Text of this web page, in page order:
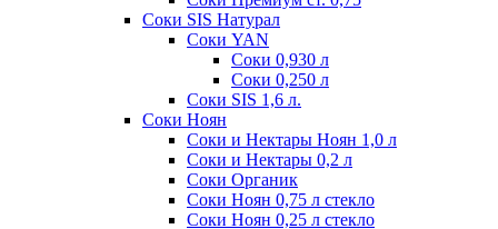
Соки SIS Натурал
Соки YAN
Соки 0,930 л
Соки 0,250 л
Соки SIS 1,6 л.
Соки Ноян
Соки и Нектары Ноян 1,0 л
Соки и Нектары 0,2 л
Соки Органик
Соки Ноян 0,75 л стекло
Соки Ноян 0,25 л стекло